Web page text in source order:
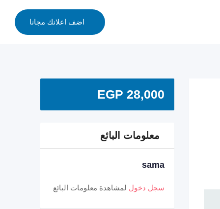
اضف اعلانك مجانا
EGP 28,000
معلومات البائع
sama
سجل دخول لمشاهدة معلومات البائع